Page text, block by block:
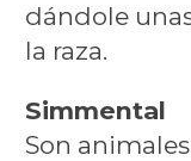
dándole
la raza.
Simmental
Son